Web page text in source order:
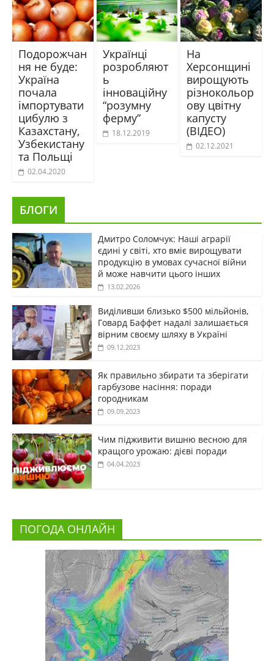
Подорожчан
ня не буде:
Україна
почала
імпортувати
цибулю з
Казахстану,
Узбекистану
та Польщі
02.04.2020
Українці
розробляют
ь
інноваційну
“розумну
ферму”
18.12.2019
На
Херсонщині
вирощують
різнокольор
ову цвітну
капусту
(ВІДЕО)
02.12.2021
БЛОГИ
Дмитро Соломчук: Наші аграрії
єдині у світі, хто вміє вирощувати
продукцію в умовах сучасної війни
й може навчити цього інших
13.02.2026
Виділивши близько $500 мільйонів,
Говард Баффет надалі залишається
вірним своєму шляху в Україні
09.12.2023
Як правильно збирати та зберігати
гарбузове насіння: поради
городникам
09.09.2023
Чим підживити вишню весною для
кращого урожаю: дієві поради
04.04.2023
ПОГОДА ОНЛАЙН